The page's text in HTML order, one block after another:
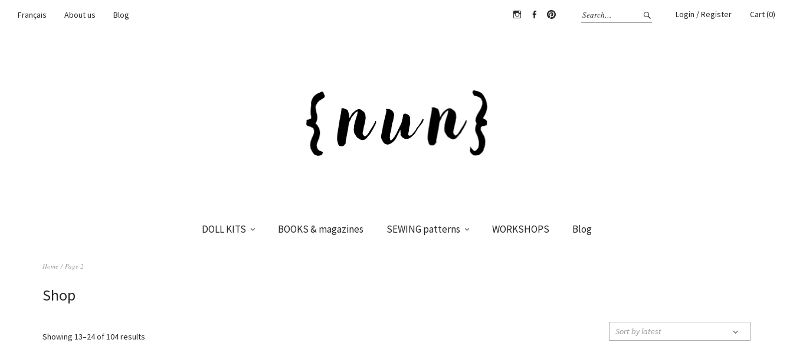
Français About us
Blog
Login / Register Cart (0)
DOLL KITS BOOKS & magazines SEWING patterns WORKSHOPS Blog
Home / Page 2
Shop
Showing 13–24 of 104 results